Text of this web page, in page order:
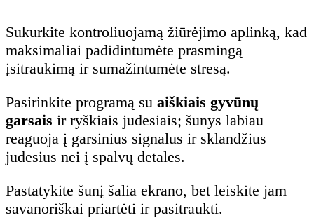
Sukurkite kontroliuojamą žiūrėjimo aplinką, kad
maksimaliai padidintumėte prasmingą
įsitraukimą ir sumažintumėte stresą.
Pasirinkite programą su aiškiais gyvūnų
garsais ir ryškiais judesiais; šunys labiau
reaguoja į garsinius signalus ir sklandžius
judesius nei į spalvų detales.
Pastatykite šunį šalia ekrano, bet leiskite jam
savanoriškai priartėti ir pasitraukti.